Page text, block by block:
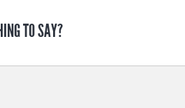
TO SAY?